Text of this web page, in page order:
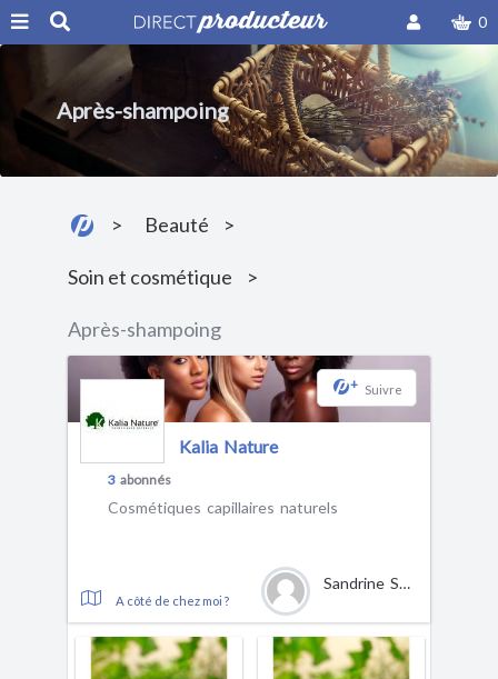
0
Après-shampoing
Beauté
Soin et cosmétique
Après-shampoing
+ Suivre
Kalia Nature
3 abonnés
Cosmétiques capillaires naturels
A côté de chez moi ?
Sandrine Sophie